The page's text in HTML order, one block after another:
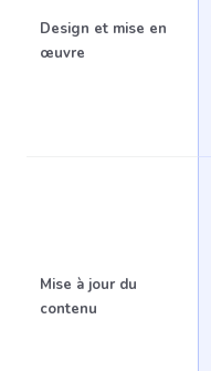
Design et mise en
œuvre
Mise à jour du
contenu